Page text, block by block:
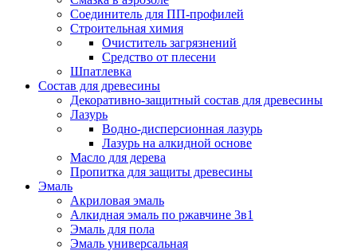
Соединитель для ПП-профилей
Строительная химия
Очиститель загрязнений
Средство от плесени
Шпатлевка
Состав для древесины
Декоративно-защитный состав для древесины
Лазурь
Водно-дисперсионная лазурь
Лазурь на алкидной основе
Масло для дерева
Пропитка для защиты древесины
Эмаль
Акриловая эмаль
Алкидная эмаль по ржавчине 3в1
Эмаль для пола
Эмаль универсальная